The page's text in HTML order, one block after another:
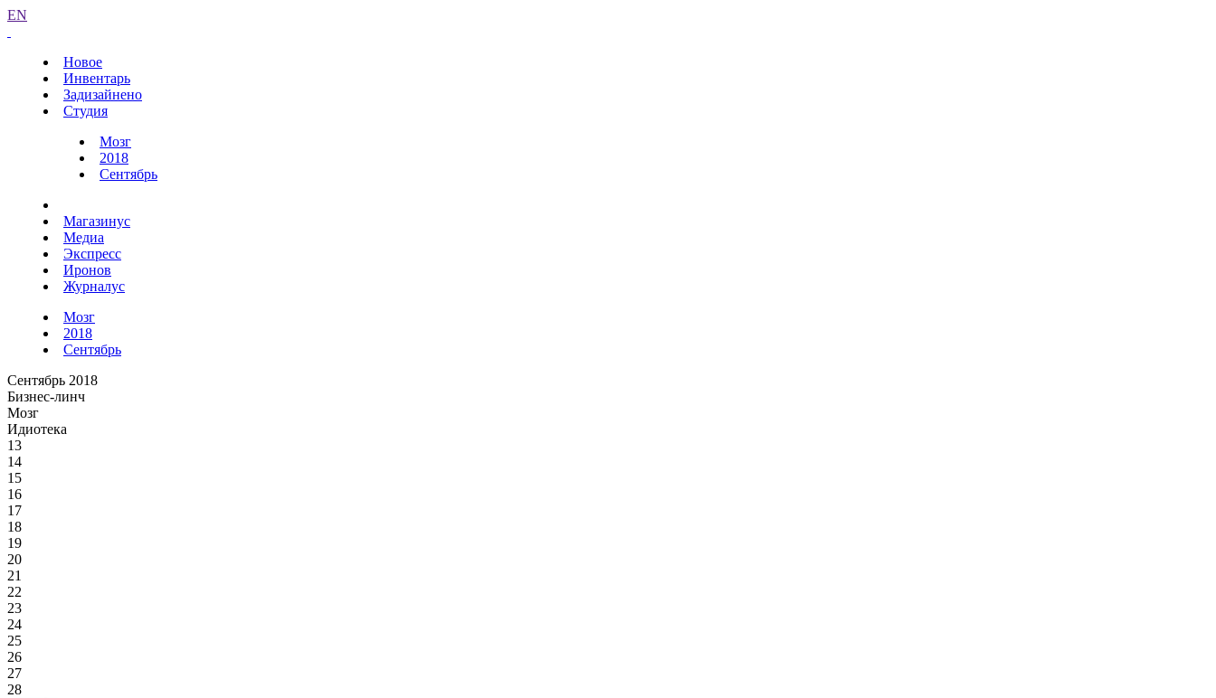
EN
Новое
Инвентарь
Задизайнено
Студия
Мозг
2018
Сентябрь
Магазинус
Медиа
Экспресс
Иронов
Журналус
Мозг
2018
Сентябрь
Сентябрь 2018
Бизнес-линч
Мозг
Идиотека
13
14
15
16
17
18
19
20
21
22
23
24
25
26
27
28